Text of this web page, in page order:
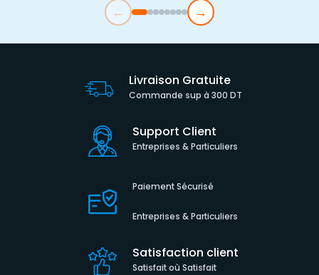
← →
Livraison Gratuite
Commande sup à 300 DT
Support Client
Entreprises & Particuliers
Paiement Sécurisé
Entreprises & Particuliers
Satisfaction client
Satisfait où Satisfait